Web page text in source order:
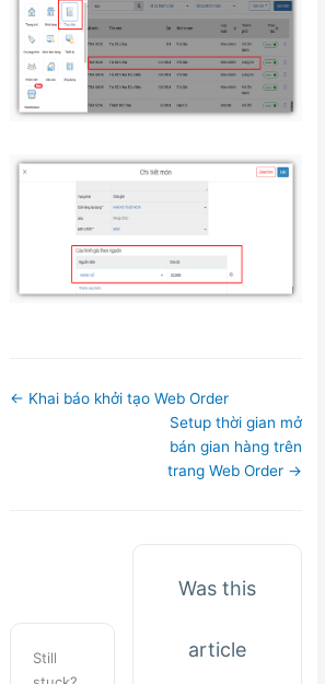
Doc
← Khai báo khởi tạo Web Order
Setup thời gian mở
bán gian hàng trên
trang Web Order →
Still
Was this
article